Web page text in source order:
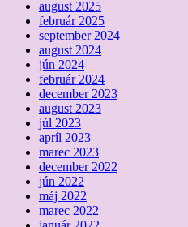
august 2025
február 2025
september 2024
august 2024
jún 2024
február 2024
december 2023
august 2023
júl 2023
apríl 2023
marec 2023
december 2022
jún 2022
máj 2022
marec 2022